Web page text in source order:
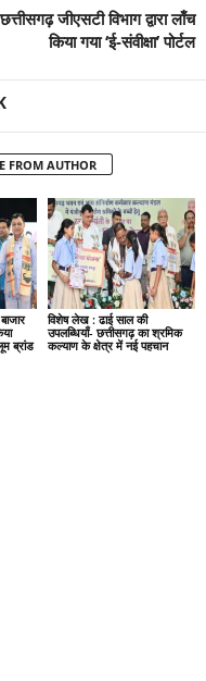
छत्तीसगढ़ जीएसटी विभाग द्वारा लाँच
किया गया ‘ई-संवीक्षा’ पोर्टल
FROM AUTHOR
ब्रांड
विशेष लेख : ढाई साल की
उपलब्धियाँ- छत्तीसगढ़ का श्रमिक
कल्याण के क्षेत्र में नई पहचान